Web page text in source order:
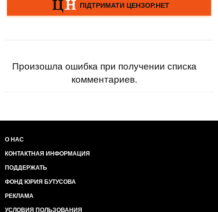
Произошла ошибка при получении списка
комментариев.
О НАС
КОНТАКТНАЯ ИНФОРМАЦИЯ
ПОДДЕРЖАТЬ
ФОНД ЮРИЯ БУТУСОВА
РЕКЛАМА
УСЛОВИЯ ПОЛЬЗОВАНИЯ